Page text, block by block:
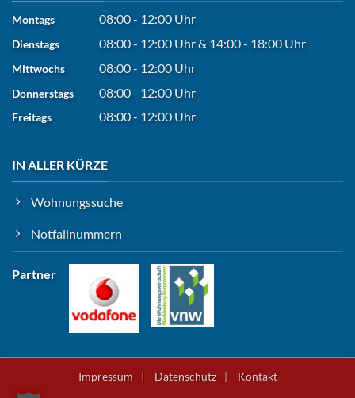
Montags 08:00 - 12:00 Uhr
Dienstags 08:00 - 12:00 Uhr& 14:00 - 18:00 Uhr
Mittwochs 08:00 - 12:00 Uhr
Donnerstags 08:00 - 12:00 Uhr
Freitags 08:00 - 12:00 Uhr
IN ALLER KÜRZE
Wohnungssuche
Notfallnummern
Partner
Impressum Datenschutz Kontakt